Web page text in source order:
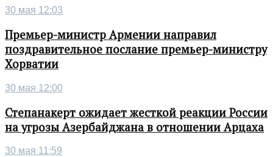
30 мая 12:03
Премьер-министр Армении направил
поздравительное послание премьер-министру
Хорватии
30 мая 12:00
Степанакерт ожидает жесткой реакции России
на угрозы Азербайджана в отношении Арцаха
30 мая 11:59